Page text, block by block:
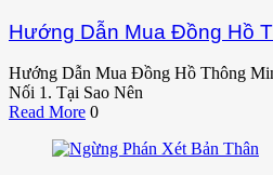
Hướng Dẫn Mua Đồng Hồ
Hướng Dẫn Mua Đồng Hồ Thông
Nối 1. Tại Sao Nên
Read More 0